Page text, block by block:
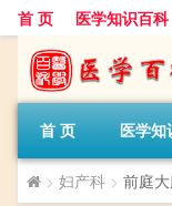
首 页 医学知识百科
首 页 医学知
> 妇产科 > 前庭